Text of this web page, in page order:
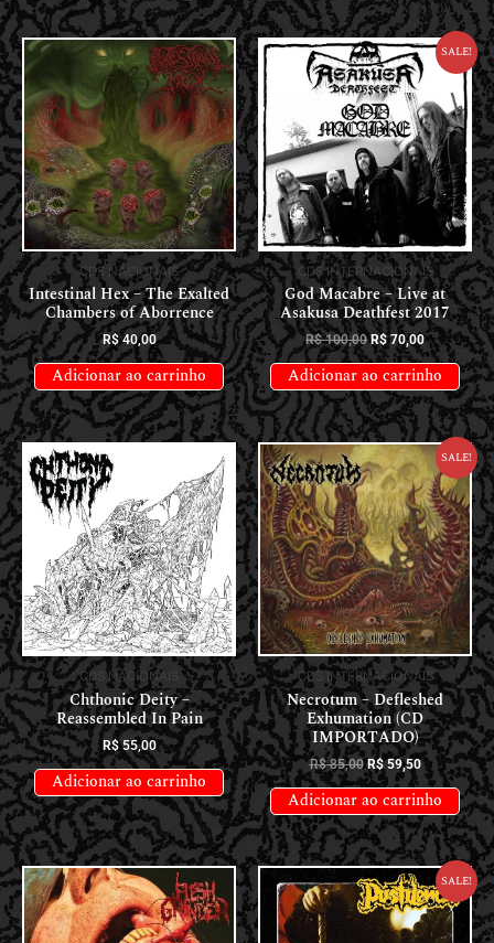
CDS NACIONAIS
Intestinal Hex – The Exalted
Chambers of Aborrence
R$40,00
Adicionar ao carrinho
Sale!
CDS INTERNACIONAIS
God Macabre – Live at
Asakusa Deathfest 2017
R$100,00 R$70,00
Adicionar ao carrinho
CDS NACIONAIS
Chthonic Deity –
Reassembled In Pain
R$55,00
Adicionar ao carrinho
Sale!
CDS INTERNACIONAIS
Necrotum – Defleshed
Exhumation (CD
IMPORTADO)
R$85,00 R$59,50
Adicionar ao carrinho
Sale!